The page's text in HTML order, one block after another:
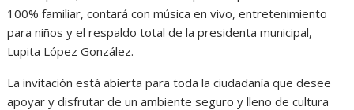
100% familiar, contará con música en vivo, entretenimiento
para niños y el respaldo total de la presidenta municipal,
Lupita López González.
La invitación está abierta para toda la ciudadanía que desee
apoyar y disfrutar de un ambiente seguro y lleno de cultura